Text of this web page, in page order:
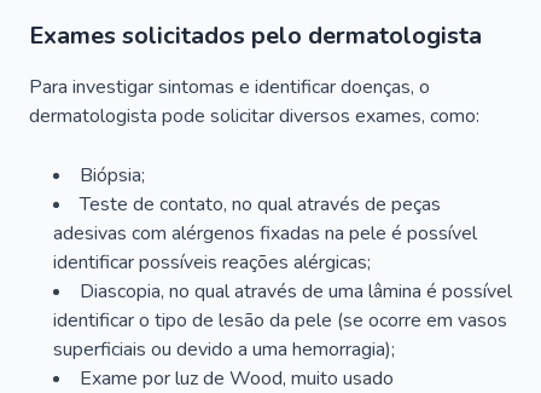
Exames solicitados pelo dermatologista
Para investigar sintomas e identificar doenças, o
dermatologista pode solicitar diversos exames, como:
Biópsia;
Teste de contato, no qual através de peças
adesivas com alérgenos fixadas na pele é possível
identificar possíveis reações alérgicas;
Diascopia, no qual através de uma lâmina é possível
identificar o tipo de lesão da pele (se ocorre em vasos
superficiais ou devido a uma hemorragia);
Exame por luz de Wood, muito usado